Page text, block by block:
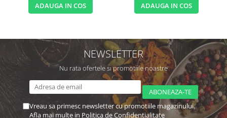
ADAUGA IN COS ADAUGA IN COS
NEWSLETTER
Nu rata ofertele si promotiile noastre
Vreau sa primesc newsletter cu promotiile magazinului.
Afla mai multe in Politica de Confidentialitate